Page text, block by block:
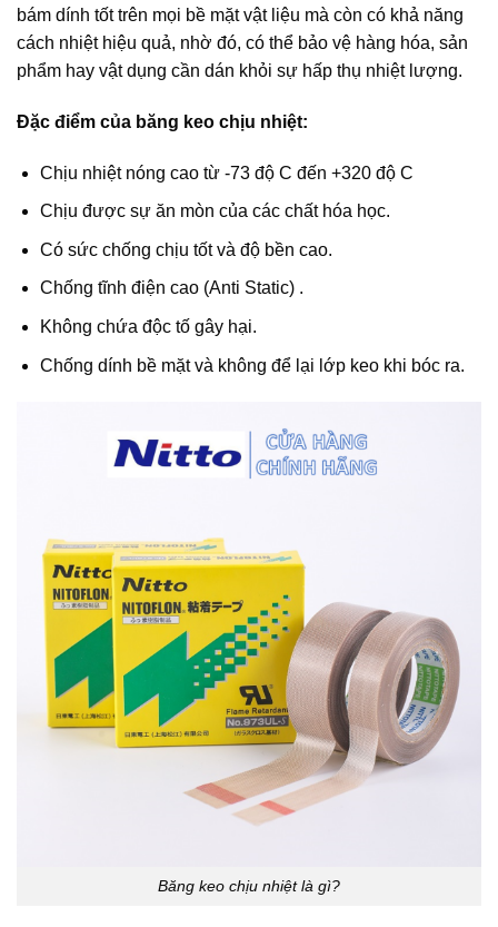
bám dính tốt trên mọi bề mặt vật liệu mà còn có khả năng
cách nhiệt hiệu quả, nhờ đó, có thể bảo vệ hàng hóa, sản
phẩm hay vật dụng cần dán khỏi sự hấp thụ nhiệt lượng.
Đặc điểm của băng keo chịu nhiệt:
Chịu nhiệt nóng cao từ -73 độ C đến +320 độ C
Chịu được sự ăn mòn của các chất hóa học.
Có sức chống chịu tốt và độ bền cao.
Chống tĩnh điện cao (Anti Static) .
Không chứa độc tố gây hại.
Chống dính bề mặt và không để lại lớp keo khi bóc ra.
Băng keo chịu nhiệt là gì?